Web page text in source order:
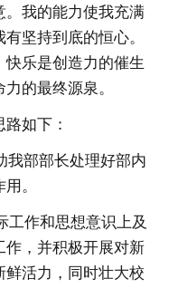
。我的能力使我充满
坚持到底的恒心。
乐是创造力的催生
的最终源泉。
如下：
我部部长处理好部内
。
工作和思想意识上及
作，并积极开展对新
活力，同时壮大校